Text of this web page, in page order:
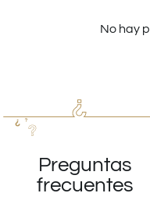
No hay
Preguntas
frecuentes